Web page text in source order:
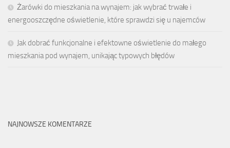
Żarówki do mieszkania na wynajem: jak wybrać trwałe i
energooszczędne oświetlenie, które sprawdzi się u najemców
Jak dobrać funkcjonalne i efektowne oświetlenie do małego
mieszkania pod wynajem, unikając typowych błędów
NAJNOWSZE KOMENTARZE